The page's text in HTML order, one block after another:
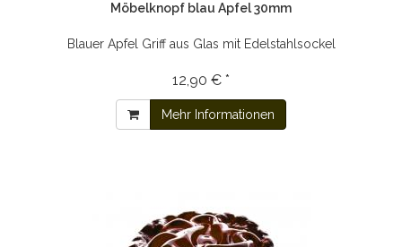
Möbelknopf blau Apfel 30mm
Blauer Apfel Griff aus Glas mit Edelstahlsockel
12,90 € *
Mehr Informationen